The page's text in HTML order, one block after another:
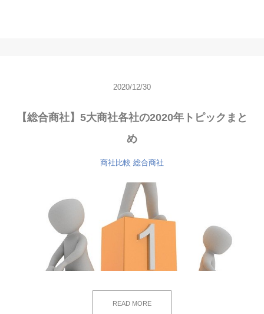
2020/12/30
【総合商社】5大商社各社の2020年トピックまと
め
商社比較 総合商社
READ MORE